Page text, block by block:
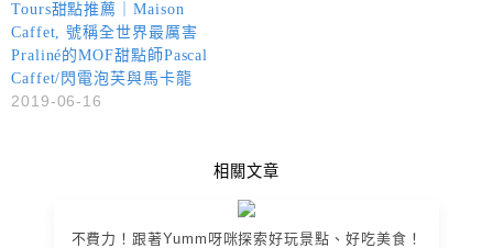
Tours甜點推薦｜Maison
Caffet, 號稱全世界最厲害
Praliné的MOF甜點師Pascal
Caffet/閃電泡芙與馬卡龍
2019-06-16
相關文章
不費力！跟著Yumm呀咪探索好玩景點、好吃美食！